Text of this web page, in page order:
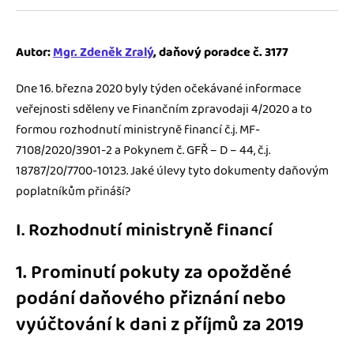
Autor:Mgr. Zdeněk Zralý, daňový poradce č. 3177
Dne 16. března 2020 byly týden očekávané informace
veřejnosti sděleny ve Finančním zpravodaji 4/2020 a to
formou rozhodnutí ministryně financí č.j. MF-
7108/2020/3901-2 a Pokynem č. GFŘ – D – 44, č.j.
18787/20/7700-10123. Jaké úlevy tyto dokumenty daňovým
poplatníkům přináší?
I. Rozhodnutí ministryně financí
1. Prominutí pokuty za opožděné
podání daňového přiznání nebo
vyúčtování k dani z příjmů za 2019